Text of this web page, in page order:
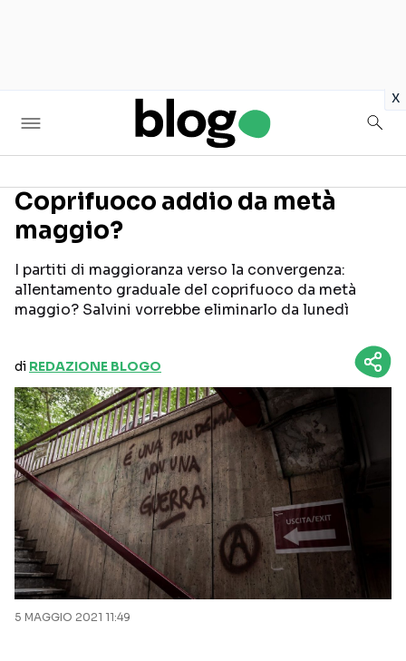
x
Coprifuoco addio da metà
maggio?
I partiti di maggioranza verso la convergenza:
allentamento graduale del coprifuoco da metà
maggio? Salvini vorrebbe eliminarlo da lunedì
di REDAZIONE BLOGO
5 MAGGIO 2021 11:49